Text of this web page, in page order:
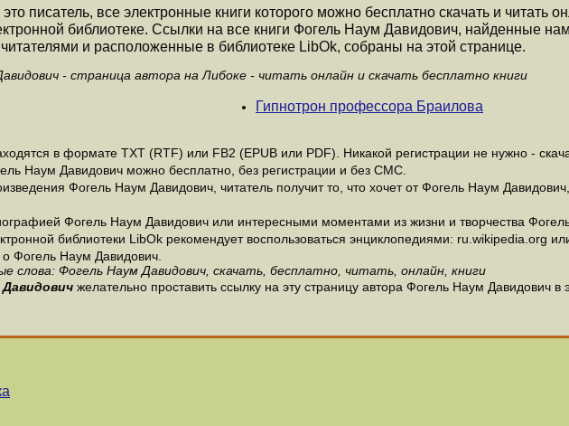
это писатель, все электронные книги которого можно бесплатно скачать и читать
библиотеке. Ссылки на все книги Фогель Наум Давидович, найденные
и расположенные в библиотеке LibOk, собраны на этой странице.
- страница автора на Либоке - читать онлайн и скачать бесплатно книги
Гипнотрон профессора Браилова
в формате ТХТ (RTF) или FB2 (EPUB или PDF). Никакой регистрации не нужно -
Наум Давидович можно бесплатно, без регистрации и без СМС.
Фогель Наум Давидович, читатель получит то, что хочет от Фогель Наум
Фогель Наум Давидович или интересными моментами из жизни и творчества
библиотеки LibOk рекомендует воспользоваться энциклопедиями: ru.wikipedia.org
Фогель Наум Давидович.
слова: Фогель Наум Давидович, скачать, бесплатно, читать, онлайн, книги
желательно проставить ссылку на эту страницу автора Фогель Наум Давидович в